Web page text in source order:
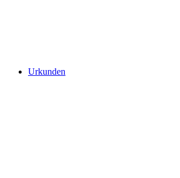
Urkunden